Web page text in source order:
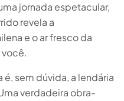
jornada espetacular,
revela a
e o ar fresco da
sem dúvida, a lendária
verdadeira obra-